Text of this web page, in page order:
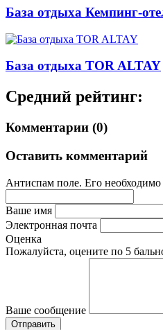
База отдыха Кемпинг-
База отдыха TOR ALTAY
Средний рейтинг:
Комментарии (0)
Оставить комментарий
Антиспам поле. Его необходимо
Ваше имя
Электронная почта
Оценка
Пожалуйста, оцените по 5
Ваше сообщение